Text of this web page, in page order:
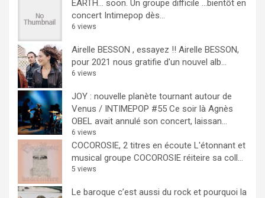
EARTH… soon. Un groupe difficile ...bientôt en
concert Intimepop dès...
6 views
Airelle BESSON , essayez !! Airelle BESSON,
pour 2021 nous gratifie d'un nouvel alb...
6 views
JOY : nouvelle planète tournant autour de
Venus / INTIMEPOP #55 Ce soir là Agnès
OBEL avait annulé son concert, laissan...
6 views
COCOROSIE, 2 titres en écoute L'étonnant et
musical groupe COCOROSIE réiteire sa coll...
5 views
Le baroque c’est aussi du rock et pourquoi la